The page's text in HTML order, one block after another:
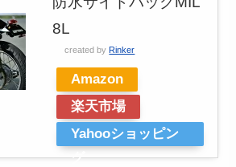
8L
created by Rinker
Amazon
楽天市場
Yahooショッピン
グ